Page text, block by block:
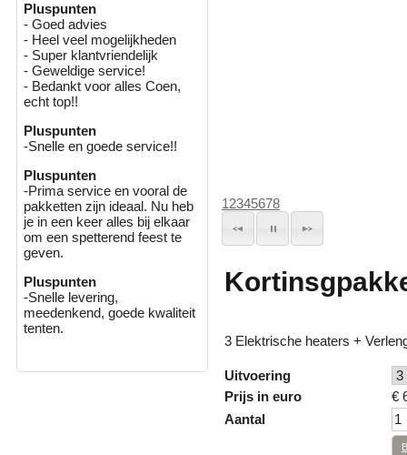
Pluspunten
- Goed advies
- Heel veel mogelijkheden
- Super klantvriendelijk
- Geweldige service!
- Bedankt voor alles Coen,
echt top!!
Pluspunten
-Snelle en goede service!!
Pluspunten
-Prima service en vooral de
pakketten zijn ideaal. Nu heb
je in een keer alles bij elkaar
om een spetterend feest te
geven.
Pluspunten
-Snelle levering,
meedenkend, goede kwaliteit
tenten.
12345678
3 Elektrische heaters +
Uitvoering
Prijs in euro
€
Aantal